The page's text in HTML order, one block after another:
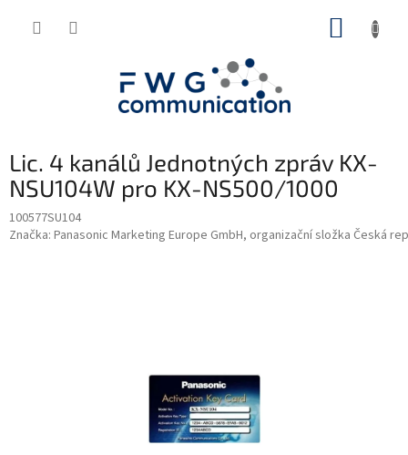
Lic. 4 kanálů Jednotných zpráv KX-
NSU104W pro KX-NS500/1000
100577SU104
Značka: Panasonic Marketing Europe GmbH, organizační složka Česká